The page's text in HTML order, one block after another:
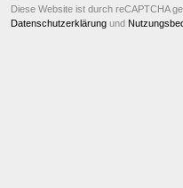
Diese Website ist durch reCAPTCHA
Datenschutzerklärung und